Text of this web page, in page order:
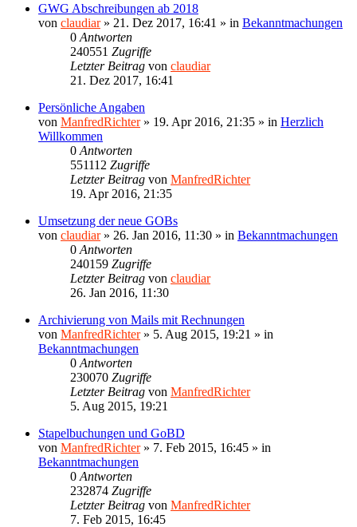
GWG Abschreibungen ab 2018
von claudiar» 21. Dez 2017, 16:41 » in Bekanntmachungen
0 Antworten
240551 Zugriffe
Letzter Beitrag von claudiar
21. Dez 2017, 16:41
Persönliche Angaben
von ManfredRichter» 19. Apr 2016, 21:35 » in Herzlich
Willkommen
0 Antworten
551112 Zugriffe
Letzter Beitrag von ManfredRichter
19. Apr 2016, 21:35
Umsetzung der neue GOBs
von claudiar» 26. Jan 2016, 11:30 » in Bekanntmachungen
0 Antworten
240159 Zugriffe
Letzter Beitrag von claudiar
26. Jan 2016, 11:30
Archivierung von Mails mit Rechnungen
von ManfredRichter» 5. Aug 2015, 19:21 » in
Bekanntmachungen
0 Antworten
230070 Zugriffe
Letzter Beitrag von ManfredRichter
5. Aug 2015, 19:21
Stapelbuchungen und GoBD
von ManfredRichter» 7. Feb 2015, 16:45 » in
Bekanntmachungen
0 Antworten
232874 Zugriffe
Letzter Beitrag von ManfredRichter
7. Feb 2015, 16:45